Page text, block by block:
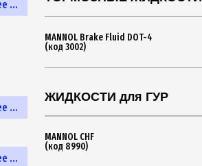
...
...
...
MANNOL Brake Fluid DOT-4
(код 3002)
ЖИДКОСТИ для ГУР
MANNOL CHF
(код 8990)